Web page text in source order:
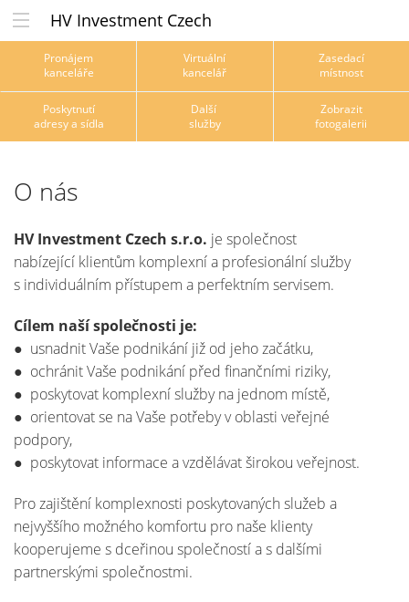
HV Investment Czech
Pronájem
kanceláře
Virtuální
kancelář
Zasedací
místnost
Poskytnutí
adresy a sídla
Další
služby
Zobrazit
fotogalerii
O nás
HV Investment Czech s.r.o. je společnost
nabízející klientům komplexní a profesionální služby
s individuálním přístupem a perfektním servisem.
Cílem naší společnosti je:
● usnadnit Vaše podnikání již od jeho začátku,
● ochránit Vaše podnikání před finančními riziky,
● poskytovat komplexní služby na jednom místě,
● orientovat se na Vaše potřeby v oblasti veřejné
podpory,
● poskytovat informace a vzdělávat širokou veřejnost.
Pro zajištění komplexnosti poskytovaných služeb a
nejvyššího možného komfortu pro naše klienty
kooperujeme s dceřinou společností a s dalšími
partnerskými společnostmi.